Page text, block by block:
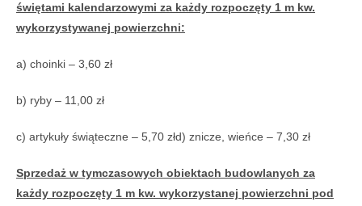
świętami kalendarzowymi za każdy rozpoczęty 1 m kw.
wykorzystywanej powierzchni:
a) choinki – 3,60 zł
b) ryby – 11,00 zł
c) artykuły świąteczne – 5,70 złd) znicze, wieńce – 7,30 zł
Sprzedaż w tymczasowych obiektach budowlanych za
każdy rozpoczęty 1 m kw. wykorzystanej powierzchni pod